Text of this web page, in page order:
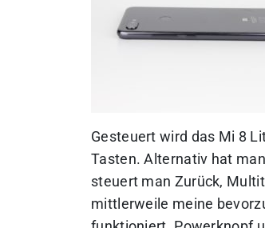
Gesteuert wird das Mi 8
Tasten. Alternativ hat
steuert man Zurück,
mittlerweile meine